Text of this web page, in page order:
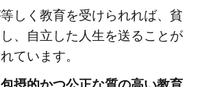
しく教育を受けられれば、貧
、自立した人生を送ることが
ています。